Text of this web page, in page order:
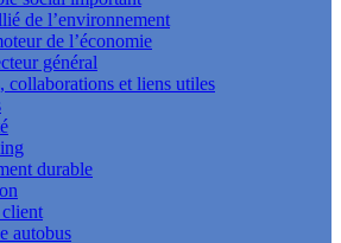
de l’environnement
de l’économie
général
collaborations et liens utiles
durable
autobus